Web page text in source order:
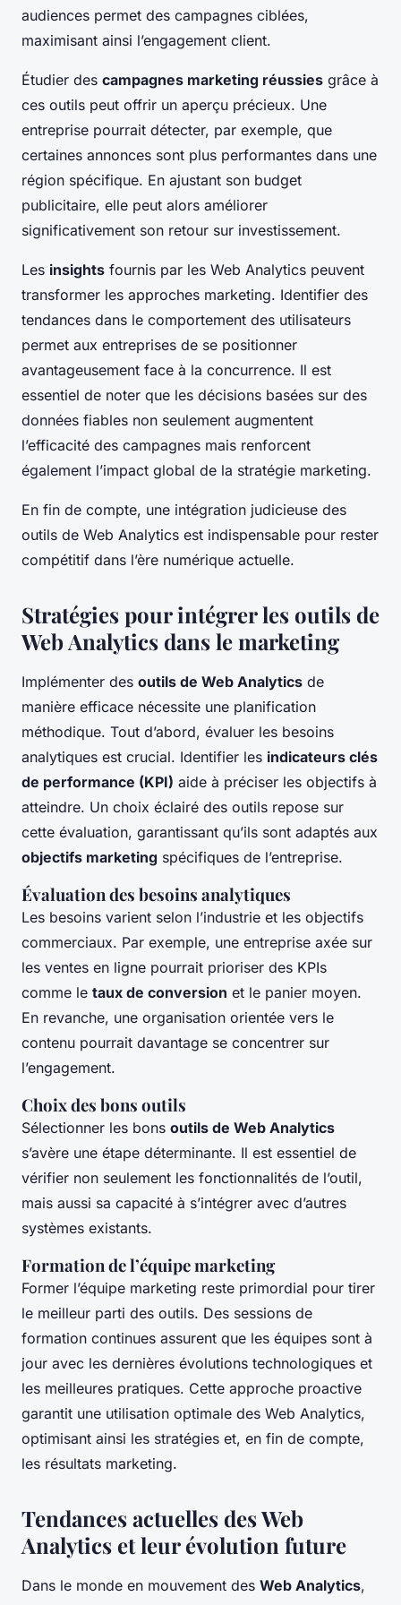
audiences permet des campagnes ciblées,
maximisant ainsi l’engagement client.
Étudier des campagnes marketing réussies grâce à
ces outils peut offrir un aperçu précieux. Une
entreprise pourrait détecter, par exemple, que
certaines annonces sont plus performantes dans une
région spécifique. En ajustant son budget
publicitaire, elle peut alors améliorer
significativement son retour sur investissement.
Les insights fournis par les Web Analytics peuvent
transformer les approches marketing. Identifier des
tendances dans le comportement des utilisateurs
permet aux entreprises de se positionner
avantageusement face à la concurrence. Il est
essentiel de noter que les décisions basées sur des
données fiables non seulement augmentent
l’efficacité des campagnes mais renforcent
également l’impact global de la stratégie marketing.
En fin de compte, une intégration judicieuse des
outils de Web Analytics est indispensable pour rester
compétitif dans l’ère numérique actuelle.
Stratégies pour intégrer les outils de
Web Analytics dans le marketing
Implémenter des outils de Web Analytics de
manière efficace nécessite une planification
méthodique. Tout d’abord, évaluer les besoins
analytiques est crucial. Identifier les indicateurs clés
de performance (KPI) aide à préciser les objectifs à
atteindre. Un choix éclairé des outils repose sur
cette évaluation, garantissant qu’ils sont adaptés aux
objectifs marketing spécifiques de l’entreprise.
Évaluation des besoins analytiques
Les besoins varient selon l’industrie et les objectifs
commerciaux. Par exemple, une entreprise axée sur
les ventes en ligne pourrait prioriser des KPIs
comme le taux de conversion et le panier moyen.
En revanche, une organisation orientée vers le
contenu pourrait davantage se concentrer sur
l’engagement.
Choix des bons outils
Sélectionner les bons outils de Web Analytics
s’avère une étape déterminante. Il est essentiel de
vérifier non seulement les fonctionnalités de l’outil,
mais aussi sa capacité à s’intégrer avec d’autres
systèmes existants.
Formation de l’équipe marketing
Former l’équipe marketing reste primordial pour tirer
le meilleur parti des outils. Des sessions de
formation continues assurent que les équipes sont à
jour avec les dernières évolutions technologiques et
les meilleures pratiques. Cette approche proactive
garantit une utilisation optimale des Web Analytics,
optimisant ainsi les stratégies et, en fin de compte,
les résultats marketing.
Tendances actuelles des Web
Analytics et leur évolution future
Dans le monde en mouvement des Web Analytics,